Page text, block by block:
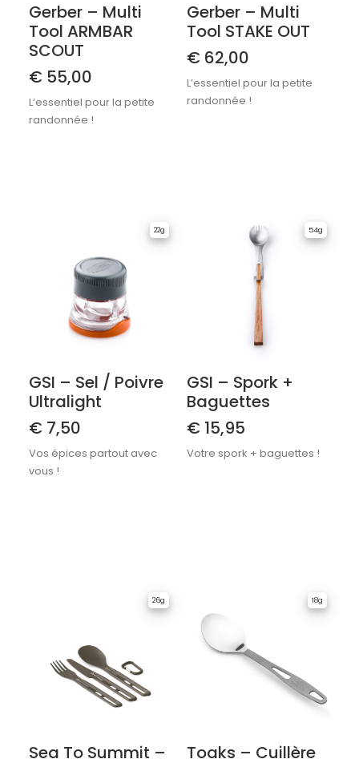
Gerber – Multi
Tool ARMBAR
SCOUT
€ 55,00
L’essentiel pour la petite
randonnée !
Gerber – Multi
Tool STAKE OUT
€ 62,00
L’essentiel pour la petite
randonnée !
22g
GSI – Sel / Poivre
Ultralight
€ 7,50
Vos épices partout avec
vous !
54g
GSI – Spork +
Baguettes
€ 15,95
Votre spork + baguettes !
26g
Sea To Summit –
18g
Toaks – Cuillère